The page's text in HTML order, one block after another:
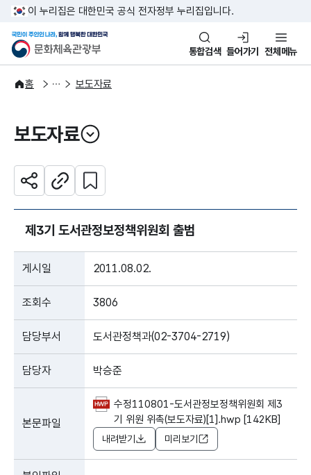
본문 바로가기
주메뉴 바로가기
이 누리집은 대한민국 공식 전자정부 누리집입니다.
문화체육관광부
국민이 주인인 나라, 함께 행복
통합검색 들어가기 전체메뉴
홈
알림·소식
보도·뉴스 보도자료
보도자료
열기
공유하기주소복사
관심 콘텐츠 설정하기
제3기 도서관정보정책위원회 출범
게시일 2011.08.02.
조회수 3806
담당부서 도서관정책과(02-3704-2719)
담당자 박승준
본문파일
수정110801-도서관정보정책위원회 제3
기 위원 위촉(보도자료)[1].hwp [142KB]
내려받기 미리보기